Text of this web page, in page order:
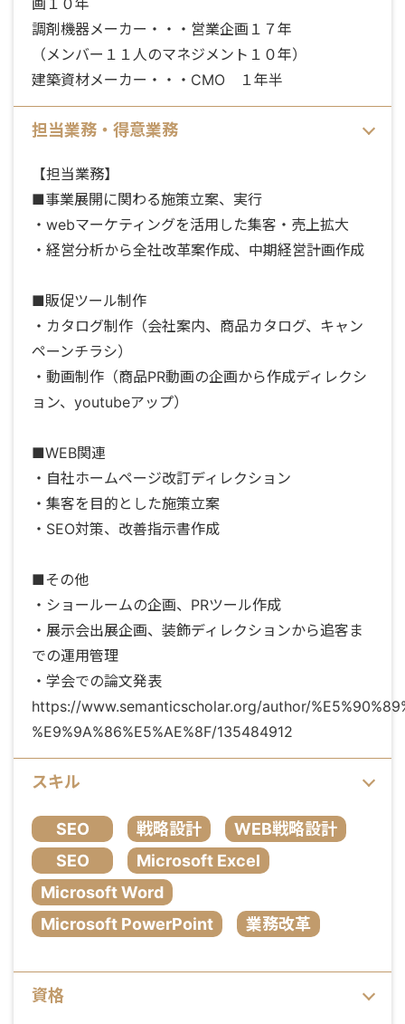
画１０年
調剤機器メーカー・・・営業企画１７年
（メンバー１１人のマネジメント１０年）
建築資材メーカー・・・CMO １年半
担当業務・得意業務
【担当業務】
■事業展開に関わる施策立案、実行
・webマーケティングを活用した集客・売上拡大
・経営分析から全社改革案作成、中期経営計画作成
■販促ツール制作
・カタログ制作（会社案内、商品カタログ、キャン
ペーンチラシ）
・動画制作（商品PR動画の企画から作成ディレクシ
ョン、youtubeアップ）
■WEB関連
・自社ホームページ改訂ディレクション
・集客を目的とした施策立案
・SEO対策、改善指示書作成
■その他
・ショールームの企画、PRツール作成
・展示会出展企画、装飾ディレクションから追客ま
での運用管理
・学会での論文発表
https://www.semanticscholar.org/author/
%E9%9A%86%E5%AE%8F/135484912
スキル
SEO 戦略設計
WEB戦略設計
SEO
Microsoft Excel
Microsoft Word
Microsoft PowerPoint
業務改革
資格